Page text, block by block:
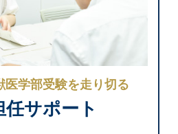
医学部受験を走り切る
任サポート